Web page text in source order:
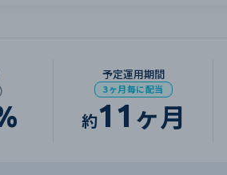
予定運用期間
3ヶ月毎に配当
約11 ヶ月